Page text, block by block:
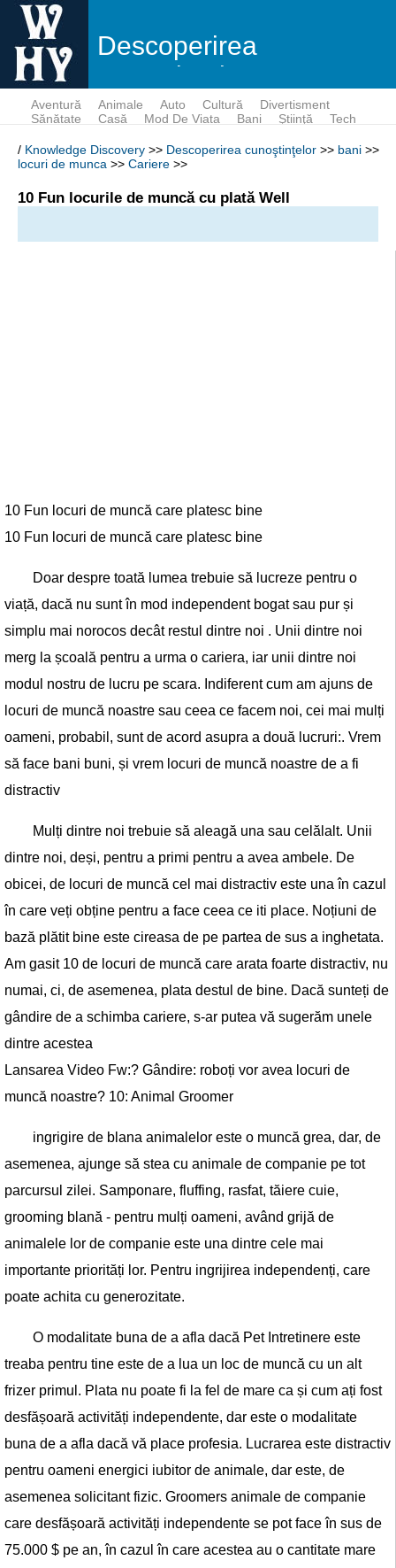
Descoperirea
cunoştinţelor
Aventură Animale Auto Cultură
Divertisment
Sănătate
Casă Mod De Viata Bani Ştiinţă Tech
/ Knowledge Discovery >> Descoperirea cunoştinţelor >> bani >>
locuri de munca >> Cariere >>
10 Fun locurile de muncă cu plată Well
10 Fun locuri de muncă care platesc bine
10 Fun locuri de muncă care platesc bine
Doar despre toată lumea trebuie să lucreze pentru o
viață, dacă nu sunt în mod independent bogat sau pur și
simplu mai norocos decât restul dintre noi . Unii dintre noi
merg la școală pentru a urma o cariera, iar unii dintre noi
modul nostru de lucru pe scara. Indiferent cum am ajuns de
locuri de muncă noastre sau ceea ce facem noi, cei mai mulți
oameni, probabil, sunt de acord asupra a două lucruri:. Vrem
să face bani buni, și vrem locuri de muncă noastre de a fi
distractiv
Mulți dintre noi trebuie să aleagă una sau celălalt. Unii
dintre noi, deși, pentru a primi pentru a avea ambele. De
obicei, de locuri de muncă cel mai distractiv este una în cazul
în care veți obține pentru a face ceea ce iti place. Noțiuni de
bază plătit bine este cireasa de pe partea de sus a inghetata.
Am gasit 10 de locuri de muncă care arata foarte distractiv, nu
numai, ci, de asemenea, plata destul de bine. Dacă sunteți de
gândire de a schimba cariere, s-ar putea vă sugerăm unele
dintre acestea
Lansarea Video Fw:? Gândire: roboți vor avea locuri de
muncă noastre? 10: Animal Groomer
ingrigire de blana animalelor este o muncă grea, dar, de
asemenea, ajunge să stea cu animale de companie pe tot
parcursul zilei. Samponare, fluffing, rasfat, tăiere cuie,
grooming blană - pentru mulți oameni, având grijă de
animalele lor de companie este una dintre cele mai
importante priorități lor. Pentru ingrijirea independenți, care
poate achita cu generozitate.
O modalitate buna de a afla dacă Pet Intretinere este
treaba pentru tine este de a lua un loc de muncă cu un alt
frizer primul. Plata nu poate fi la fel de mare ca și cum ați fost
desfășoară activități independente, dar este o modalitate
buna de a afla dacă vă place profesia. Lucrarea este distractiv
pentru oameni energici iubitor de animale, dar este, de
asemenea solicitant fizic. Groomers animale de companie
care desfășoară activități independente se pot face în sus de
75.000 $ pe an, în cazul în care acestea au o cantitate mare